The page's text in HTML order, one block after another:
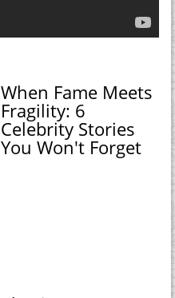
When Fame Meets
Fragility: 6
Celebrity Stories
You Won't Forget